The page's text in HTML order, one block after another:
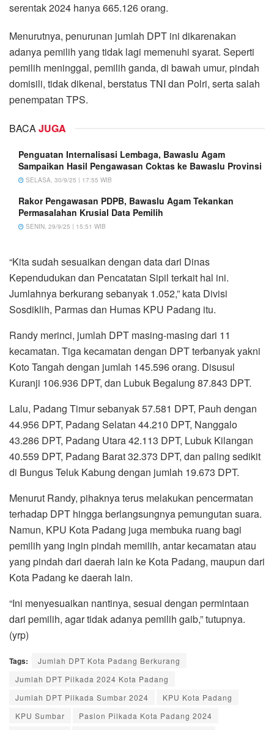
serentak 2024 hanya 665.126 orang.
Menurutnya, penurunan jumlah DPT ini dikarenakan
adanya pemilih yang tidak lagi memenuhi syarat. Seperti
pemilih meninggal, pemilih ganda, di bawah umur, pindah
domisili, tidak dikenal, berstatus TNI dan Polri, serta salah
penempatan TPS.
BACAJUGA
Penguatan Internalisasi Lembaga, Bawaslu Agam
Sampaikan Hasil Pengawasan Coktas ke Bawaslu Provinsi
SELASA, 30/9/25 | 17:55 WIB
Rakor Pengawasan PDPB, Bawaslu Agam Tekankan
Permasalahan Krusial Data Pemilih
SENIN, 29/9/25 | 15:51 WIB
“Kita sudah sesuaikan dengan data dari Dinas
Kependudukan dan Pencatatan Sipil terkait hal ini.
Jumlahnya berkurang sebanyak 1.052,” kata Divisi
Sosdiklih, Parmas dan Humas KPU Padang itu.
Randy merinci, jumlah DPT masing-masing dari 11
kecamatan. Tiga kecamatan dengan DPT terbanyak yakni
Koto Tangah dengan jumlah 145.596 orang. Disusul
Kuranji 106.936 DPT, dan Lubuk Begalung 87.843 DPT.
Lalu, Padang Timur sebanyak 57.581 DPT, Pauh dengan
44.956 DPT, Padang Selatan 44.210 DPT, Nanggalo
43.286 DPT, Padang Utara 42.113 DPT, Lubuk Kilangan
40.559 DPT, Padang Barat 32.373 DPT, dan paling sedikit
di Bungus Teluk Kabung dengan jumlah 19.673 DPT.
Menurut Randy, pihaknya terus melakukan pencermatan
terhadap DPT hingga berlangsungnya pemungutan suara.
Namun, KPU Kota Padang juga membuka ruang bagi
pemilih yang ingin pindah memilih, antar kecamatan atau
yang pindah dari daerah lain ke Kota Padang, maupun dari
Kota Padang ke daerah lain.
“Ini menyesuaikan nantinya, sesuai dengan permintaan
dari pemilih, agar tidak adanya pemilih gaib,” tutupnya.
(yrp)
Tags:
Jumlah DPT Kota Padang Berkurang
Jumlah DPT Pilkada 2024 Kota Padang
Jumlah DPT Pilkada Sumbar 2024
KPU Kota Padang
KPU Sumbar
Paslon Pilkada Kota Padang 2024